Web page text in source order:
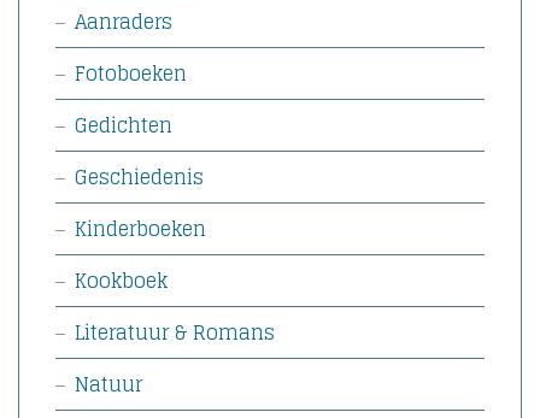
Aanraders
Fotoboeken
Gedichten
Geschiedenis
Kinderboeken
Kookboek
Literatuur & Romans
Natuur